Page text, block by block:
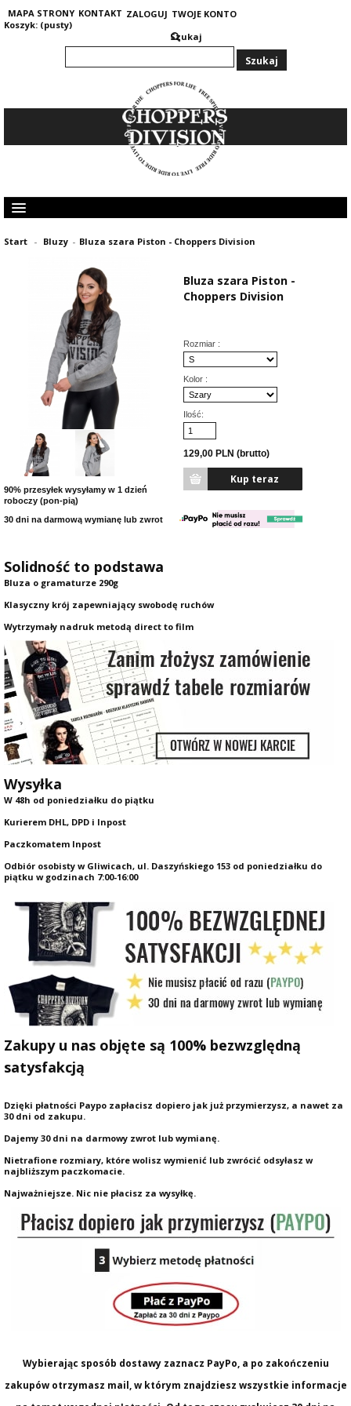
MAPA STRONY KONTAKT ZALOGUJ TWOJE KONTO
Koszyk: (pusty)
Szukaj
KOLEKCJA DAMSKA
OPINIE KLIENTÓW
Start - Bluzy - Bluza szara Piston - Choppers Division
90% przesyłek wysyłamy w 1 dzień
roboczy (pon-pią)
30 dni na darmową wymianę lub zwrot
Bluza szara Piston -
Choppers Division
Rozmiar :
Kolor :
Ilość:
129,00 PLN (brutto)
Solidność to podstawa
Bluza o gramaturze 290g
Klasyczny krój zapewniający swobodę ruchów
Wytrzymały nadruk metodą direct to film
Wysyłka
W 48h od poniedziałku do piątku
Kurierem DHL, DPD i Inpost
Paczkomatem Inpost
Odbiór osobisty w Gliwicach, ul. Daszyńskiego 153 od poniedziałku do
piątku w godzinach 7:00-16:00
Zakupy u nas objęte są 100% bezwzględną
satysfakcją
Dzięki płatności Paypo zapłacisz dopiero jak już przymierzysz, a nawet za
30 dni od zakupu.
Dajemy 30 dni na darmowy zwrot lub wymianę.
Nietrafione rozmiary, które wolisz wymienić lub zwrócić odsyłasz w
najbliższym paczkomacie.
Najważniejsze. Nic nie płacisz za wysyłkę.
Wybierając sposób dostawy zaznacz PayPo, a po zakończeniu
zakupów otrzymasz mail, w którym znajdziesz wszystkie informacje